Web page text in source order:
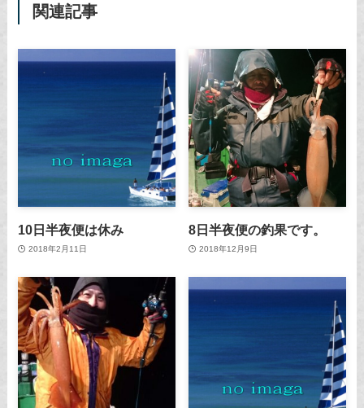
関連記事
10日半夜便は休み
2018年2月11日
8日半夜便の釣果です。
2018年12月9日